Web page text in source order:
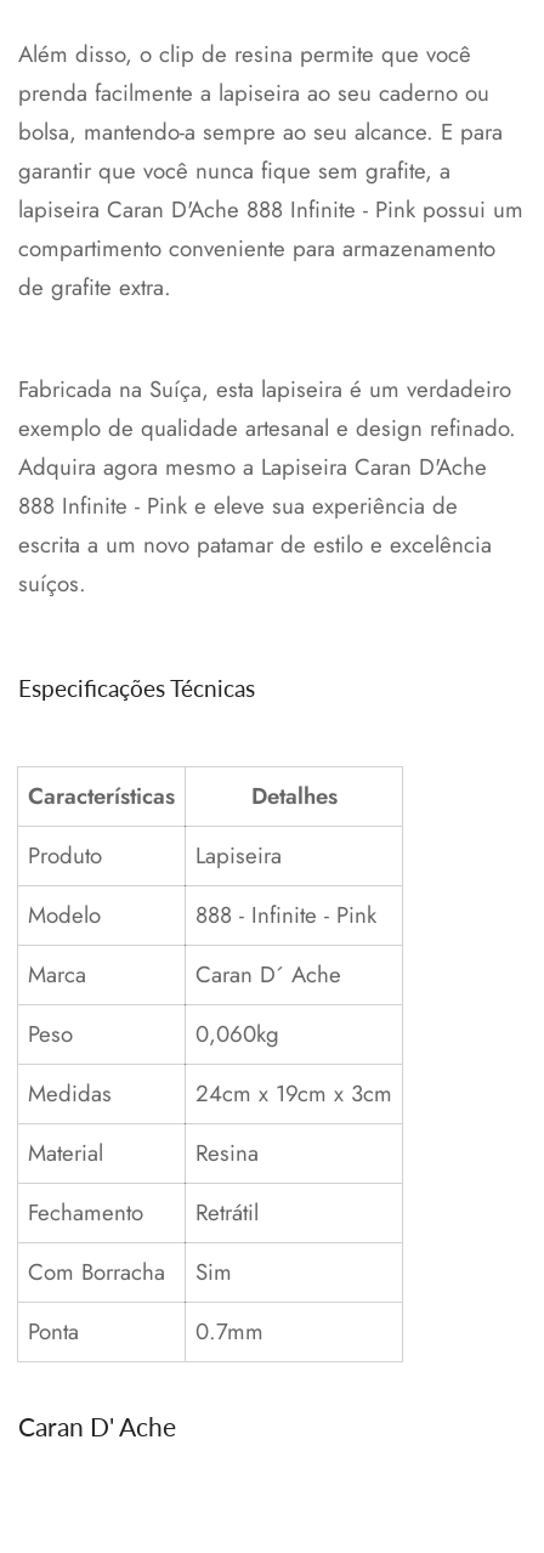
Além disso, o clip de resina permite que você
prenda facilmente a lapiseira ao seu caderno ou
bolsa, mantendo-a sempre ao seu alcance. E para
garantir que você nunca fique sem grafite, a
lapiseira Caran D'Ache 888 Infinite - Pink possui um
compartimento conveniente para armazenamento
de grafite extra.
Fabricada na Suíça, esta lapiseira é um verdadeiro
exemplo de qualidade artesanal e design refinado.
Adquira agora mesmo a Lapiseira Caran D'Ache
888 Infinite - Pink e eleve sua experiência de
escrita a um novo patamar de estilo e excelência
suíços.
Especificações Técnicas
Características
Detalhes
Produto
Lapiseira
Modelo
888 - Infinite - Pink
Marca
Caran D´ Ache
Peso
0,060kg
Medidas
24cm x 19cm x 3cm
Material
Resina
Fechamento
Retrátil
Com Borracha
Sim
Ponta
0.7mm
Caran D' Ache
Confirm your age
Are you 18 years old or older?
No, I'm not